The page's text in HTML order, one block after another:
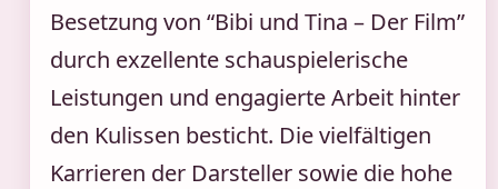
Besetzung von “Bibi und Tina – Der Film”
durch exzellente schauspielerische
Leistungen und engagierte Arbeit hinter
den Kulissen besticht. Die vielfältigen
Karrieren der Darsteller sowie die hohe